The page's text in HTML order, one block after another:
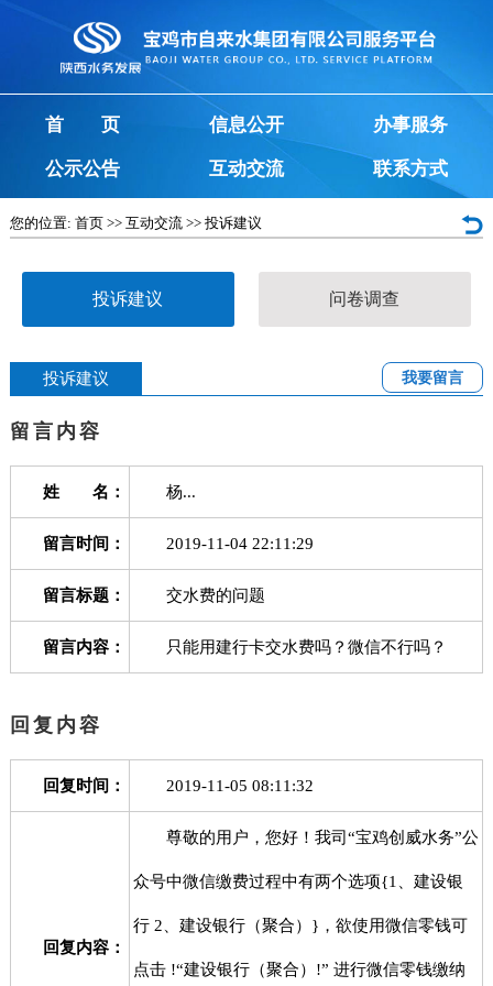
首 页 信息公开 办事服务
公示公告 互动交流 联系方式
您的位置: 首页>> 互动交流>> 投诉建议
投诉建议 问卷调查
投诉建议 我要留言
留言内容
姓 名： 杨...
留言时间： 2019-11-04 22:11:29
留言标题： 交水费的问题
留言内容： 只能用建行卡交水费吗？微信不行吗？
回复内容
回复时间： 2019-11-05 08:11:32
回复内容：
尊敬的用户，您好！我司“宝鸡创威水务”公
众号中微信缴费过程中有两个选项{1、建设银
行 2、建设银行（聚合）}，欲使用微信零钱可
点击 !“建设银行（聚合）!” 进行微信零钱缴纳